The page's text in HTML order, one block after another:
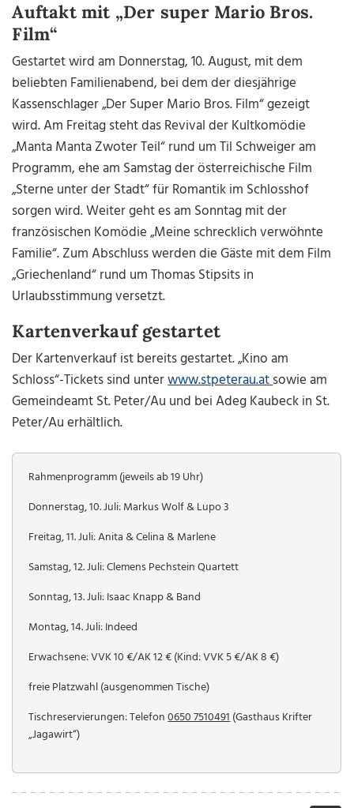
Auftakt mit „Der super Mario Bros.
Film“
Gestartet wird am Donnerstag, 10. August, mit dem
beliebten Familienabend, bei dem der diesjährige
Kassenschlager „Der Super Mario Bros. Film“ gezeigt
wird. Am Freitag steht das Revival der Kultkomödie
„Manta Manta Zwoter Teil“ rund um Til Schweiger am
Programm, ehe am Samstag der österreichische Film
„Sterne unter der Stadt“ für Romantik im Schlosshof
sorgen wird. Weiter geht es am Sonntag mit der
französischen Komödie „Meine schrecklich verwöhnte
Familie“. Zum Abschluss werden die Gäste mit dem Film
„Griechenland“ rund um Thomas Stipsits in
Urlaubsstimmung versetzt.
Kartenverkauf gestartet
Der Kartenverkauf ist bereits gestartet. „Kino am
Schloss“-Tickets sind unterwww.stpeterau.atsowie am
Gemeindeamt St. Peter/Au und bei Adeg Kaubeck in St.
Peter/Au erhältlich.
Rahmenprogramm (jeweils ab 19 Uhr)
Donnerstag, 10. Juli: Markus Wolf & Lupo 3
Freitag, 11. Juli: Anita & Celina & Marlene
Samstag, 12. Juli: Clemens Pechstein Quartett
Sonntag, 13. Juli: Isaac Knapp & Band
Montag, 14. Juli: Indeed
Erwachsene: VVK 10 €/AK 12 € (Kind: VVK 5 €/AK 8 €)
freie Platzwahl (ausgenommen Tische)
Tischreservierungen: Telefon0650 7510491(Gasthaus Krifter
„Jagawirt“)